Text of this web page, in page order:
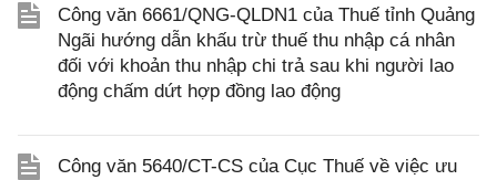
Công văn 6661/QNG-QLDN1 của Thuế tỉnh Quảng
Ngãi hướng dẫn khấu trừ thuế thu nhập cá nhân
đối với khoản thu nhập chi trả sau khi người lao
động chấm dứt hợp đồng lao động
Công văn 5640/CT-CS của Cục Thuế về việc ưu